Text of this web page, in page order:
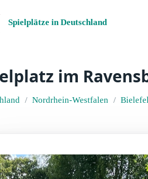
Spielplätze in Deutschland
im
Nordrhein-Westfalen